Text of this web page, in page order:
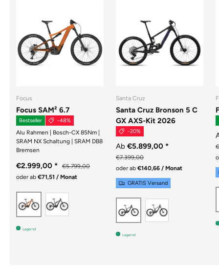
Focus
Focus SAM² 6.7
Bestseller -48%
Alu Rahmen | Bosch-CX 85Nm |
SRAM NX Schaltung | SRAM DB8
Bremsen
€2.999,00 *
€5.799,00
oder ab €71,51 / Monat
RUSTORANGE GLOSSY / RUSTBROWN GLOSSY
SLATEGREY GLOSSY / MAGICBLACK
Lagernd
Santa Cruz
Santa Cruz Bronson 5 C
GX AXS-Kit 2026
-20%
Ab €5.899,00 *
€7.399,00
oder ab €140,66 / Monat
GRATIS Versand
GLOSS CARBON
Lagernd